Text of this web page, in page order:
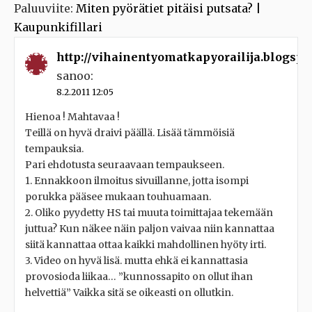
Paluuviite: Miten pyörätiet pitäisi putsata? |
Kaupunkifillari
http://
sanoo:
8.2.2011 12:05
Hienoa ! Mahtavaa !
Teillä on hyvä draivi päällä. Lisää tämmöisiä
tempauksia.
Pari ehdotusta seuraavaan tempaukseen.
1. Ennakkoon ilmoitus sivuillanne, jotta isompi
porukka pääsee mukaan touhuamaan.
2. Oliko pyydetty HS tai muuta toimittajaa tekemään
juttua? Kun näkee näin paljon vaivaa niin kannattaa
siitä kannattaa ottaa kaikki mahdollinen hyöty irti.
3. Video on hyvä lisä. mutta ehkä ei kannattasia
provosioda liikaa… ”kunnossapito on ollut ihan
helvettiä” Vaikka sitä se oikeasti on ollutkin.